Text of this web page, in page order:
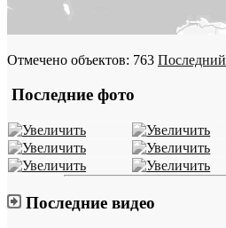
Отмечено объектов: 763 Последний
Последние фото
Последние видео